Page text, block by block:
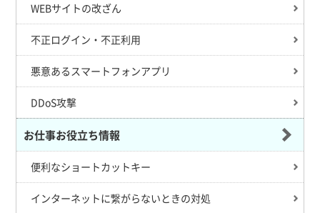
WEBサイトの改ざん
不正ログイン・不正利用
悪意あるスマートフォンアプリ
DDoS攻撃
お仕事お役立ち情報
便利なショートカットキー
インターネットに繋がらないときの対処